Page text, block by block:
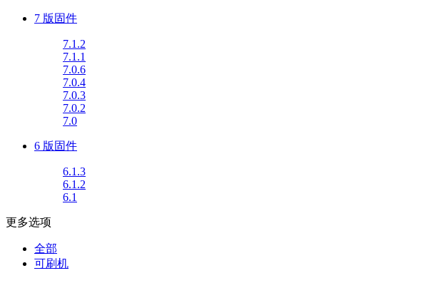
7 版固件
7.1.2
7.1.1
7.0.6
7.0.4
7.0.3
7.0.2
7.0
6 版固件
6.1.3
6.1.2
6.1
更多选项
全部
可刷机